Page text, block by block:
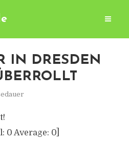
IN DRESDEN
0 Average: 0]